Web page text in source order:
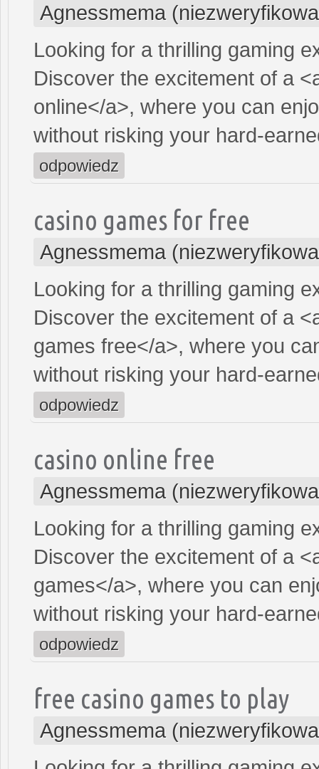
Agnessmema
Looking for a thrilling gaming
Discover the excitement of a
online</a>, where you can
without risking your hard-
odpowiedz
casino games for free
Agnessmema
Looking for a thrilling gaming
Discover the excitement of a
games free</a>, where you
without risking your hard-
odpowiedz
casino online free
Agnessmema
Looking for a thrilling gaming
Discover the excitement of a
games</a>, where you can
without risking your hard-
odpowiedz
free casino games to play
Agnessmema